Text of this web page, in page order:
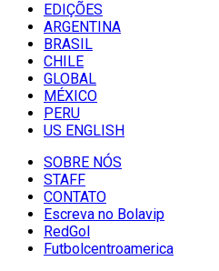
EDIÇÕES
ARGENTINA
BRASIL
CHILE
GLOBAL
MÉXICO
PERU
US ENGLISH
SOBRE NÓS
STAFF
CONTATO
Escreva no Bolavip
RedGol
Futbolcentroamerica